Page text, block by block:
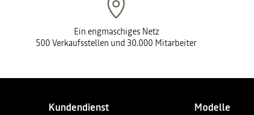
Ein engmaschiges Netz
500 Verkaufsstellen und 30.000 Mitarbeiter
Kundendienst Modelle